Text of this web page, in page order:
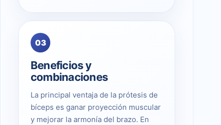
03
Beneficios y
combinaciones
La principal ventaja de la prótesis de
bíceps es ganar proyección muscular
y mejorar la armonía del brazo. En